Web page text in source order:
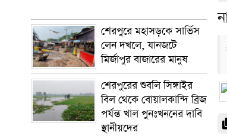
শেরপুরে মহাসড়কে সার্ভিস
লেন দখলে, যানজটে
মির্জাপুর বাজারের মানুষ
শেরপুরের শুবলি সিঙ্গাইর
বিল থেকে বোয়ালকান্দি ব্রিজ
পর্যন্ত খাল পুনঃখননের দাবি
স্থানীয়দের